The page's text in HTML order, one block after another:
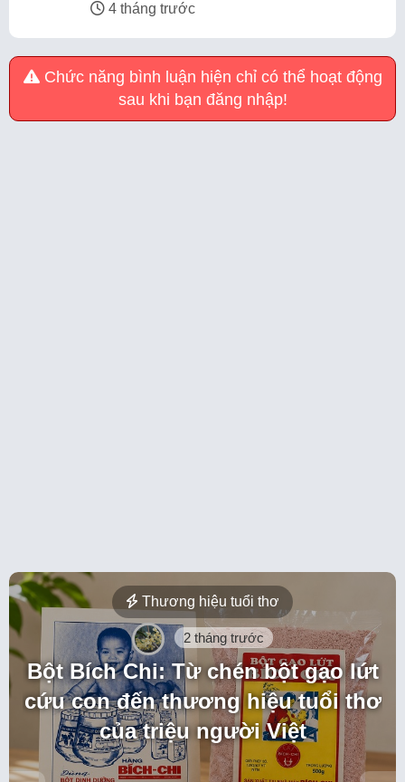
4 tháng trước
Chức năng bình luận hiện chỉ có thể hoạt động
sau khi bạn đăng nhập!
Thương hiệu tuổi thơ
2 tháng trước
Bột Bích Chi: Từ chén bột gạo lứt
cứu con đến thương hiệu tuổi thơ
của triệu người Việt